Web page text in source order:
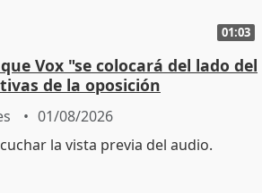
01:03
Vox "se colocará del lado del
de la oposición
01/08/2026